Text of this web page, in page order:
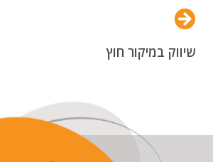
שיווק במיקור חוץ